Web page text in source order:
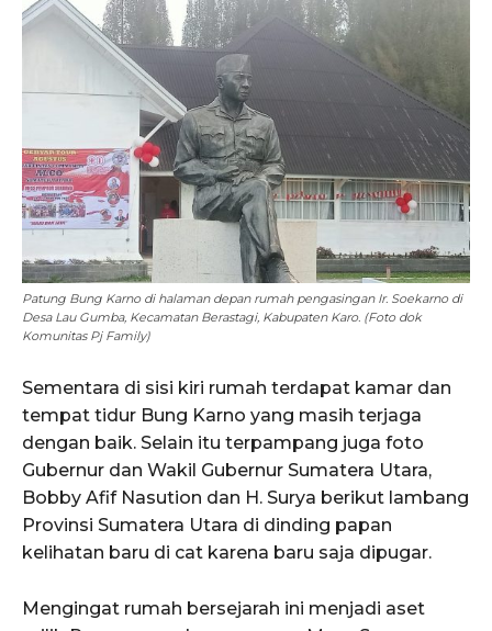
Patung Bung Karno di halaman depan rumah pengasingan Ir. Soekarno di
Desa Lau Gumba, Kecamatan Berastagi, Kabupaten Karo. (Foto dok
Komunitas Pj Family)
Sementara di sisi kiri rumah terdapat kamar dan
tempat tidur Bung Karno yang masih terjaga
dengan baik. Selain itu terpampang juga foto
Gubernur dan Wakil Gubernur Sumatera Utara,
Bobby Afif Nasution dan H. Surya berikut lambang
Provinsi Sumatera Utara di dinding papan
kelihatan baru di cat karena baru saja dipugar.
Mengingat rumah bersejarah ini menjadi aset